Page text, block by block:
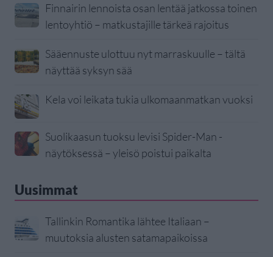
Finnairin lennoista osan lentää jatkossa toinen
lentoyhtiö – matkustajille tärkeä rajoitus
Sääennuste ulottuu nyt marraskuulle – tältä
näyttää syksyn sää
Kela voi leikata tukia ulkomaanmatkan vuoksi
Suolikaasun tuoksu levisi Spider-Man -
näytöksessä – yleisö poistui paikalta
Uusimmat
Tallinkin Romantika lähtee Italiaan –
muutoksia alusten satamapaikoissa